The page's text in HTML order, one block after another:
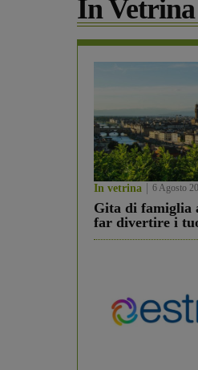
In Vetrina
In vetrina 6 Agosto
Gita di famiglia
far divertire i